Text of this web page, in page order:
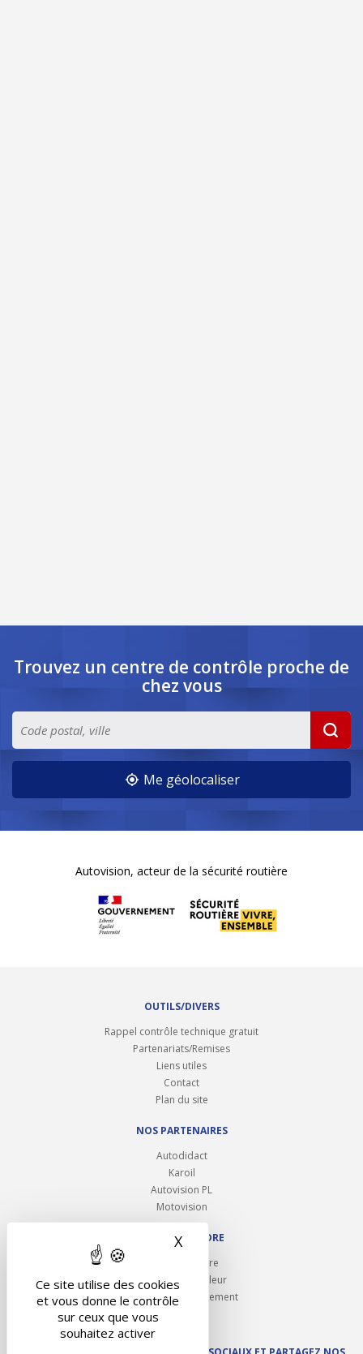
Ce site utilise des cookies
et vous donne le contrôle
sur ceux que vous
souhaitez activer
X Masquer le bandeau des
Trouvez un centre de contrôle proche de
chez vous
Me géolocaliser
Autovision, acteur de la sécurité routière
OUTILS/DIVERS
Rappel contrôle technique gratuit
Partenariats/Remises
Liens utiles
Contact
Plan du site
NOS PARTENAIRES
Autodidact
Karoil
Autovision PL
Motovision
NOUS REJOINDRE
Ouvrir un centre
Devenez contrôleur
Carrières et recrutement